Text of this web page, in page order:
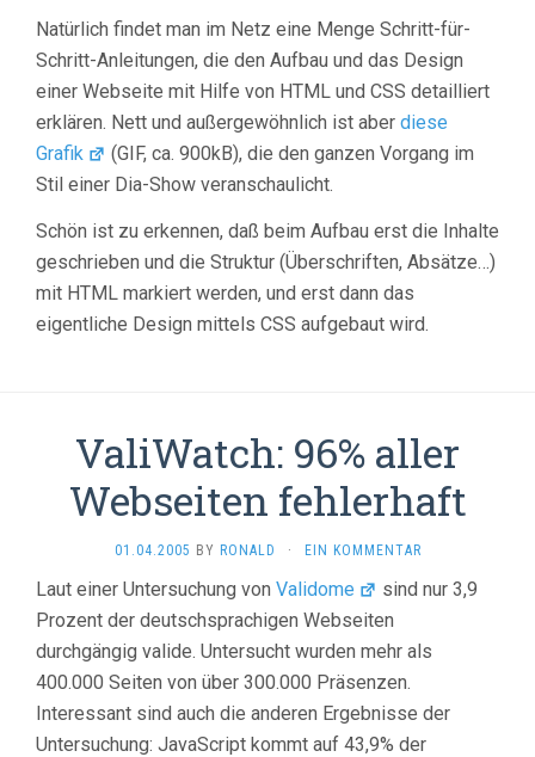
Natürlich findet man im Netz eine Menge Schritt-für-
Schritt-Anleitungen, die den Aufbau und das Design
einer Webseite mit Hilfe von HTML und CSS detailliert
erklären. Nett und außergewöhnlich ist aber diese
Grafik
(GIF, ca. 900kB), die den ganzen Vorgang im
Stil einer Dia-Show veranschaulicht.
Schön ist zu erkennen, daß beim Aufbau erst die Inhalte
geschrieben und die Struktur (Überschriften, Absätze…)
mit HTML markiert werden, und erst dann das
eigentliche Design mittels CSS aufgebaut wird.
ValiWatch: 96% aller
Webseiten fehlerhaft
01.04.2005 BY RONALD · EIN KOMMENTAR
Laut einer Untersuchung von Validome
sind nur 3,9
Prozent der deutschsprachigen Webseiten
durchgängig valide. Untersucht wurden mehr als
400.000 Seiten von über 300.000 Präsenzen.
Interessant sind auch die anderen Ergebnisse der
Untersuchung: JavaScript kommt auf 43,9% der